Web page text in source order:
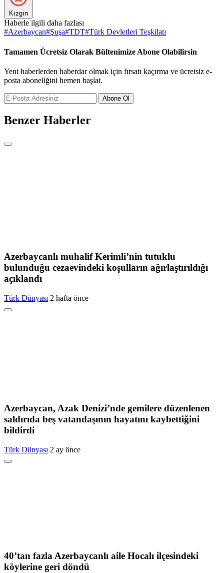
Kızgın
Haberle ilgili daha fazlası
#Azerbaycan#Şuşa#TDT#Türk Devletleri Teşkilatı
Tamamen Ücretsiz Olarak Bültenimize Abone Olabilirsin
Yeni haberlerden haberdar olmak için fırsatı kaçırma ve ücretsiz e-
posta aboneliğini hemen başlat.
Abone Ol
Benzer Haberler
Azerbaycanlı muhalif Kerimli’nin tutuklu
bulunduğu cezaevindeki koşulların ağırlaştırıldığı
açıklandı
Türk Dünyası 2 hafta önce
Azerbaycan, Azak Denizi’nde gemilere düzenlenen
saldırıda beş vatandaşının hayatını kaybettiğini
bildirdi
Türk Dünyası 2 ay önce
40’tan fazla Azerbaycanlı aile Hocalı ilçesindeki
köylerine geri döndü